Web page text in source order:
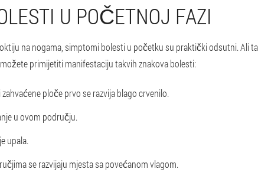
U POČETNOJ FAZI
na nogama, simptomi bolesti u početku su praktički odsutni. Ali
primijetiti manifestaciju takvih znakova bolesti:
ploče prvo se razvija blago crvenilo.
u ovom području.
upala.
se razvijaju mjesta sa povećanom vlagom.